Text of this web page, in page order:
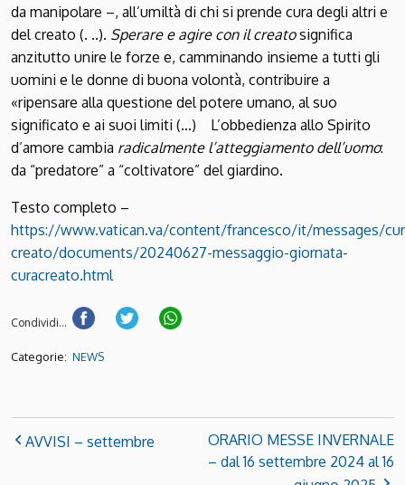
da manipolare –, all’umiltà di chi si prende cura degli altri e
del creato (. ..). Sperare e agire con il creatosignifica
anzitutto unire le forze e, camminando insieme a tutti gli
uomini e le donne di buona volontà, contribuire a
«ripensare alla questione del potere umano, al suo
significato e ai suoi limiti (…) L’obbedienza allo Spirito
d’amore cambia radicalmente l’atteggiamento dell’uomo:
da “predatore” a “coltivatore” del giardino.
Testo completo –
https://www.vatican.va/content/francesco/it/messages/
creato/documents/20240627-messaggio-giornata-
curacreato.html
Condividi...
Categorie: NEWS
AVVISI – settembre
ORARIO MESSE INVERNALE
– dal 16 settembre 2024 al 16